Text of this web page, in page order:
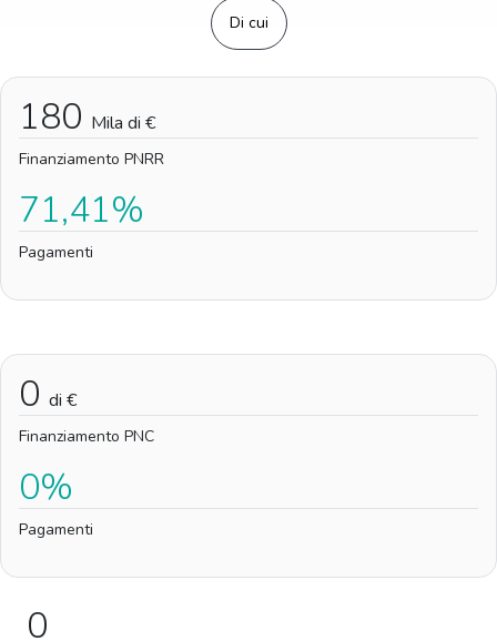
Di cui
180 Mila di €
Finanziamento PNRR
71,41%
Pagamenti
0 di €
Finanziamento PNC
0%
Pagamenti
0